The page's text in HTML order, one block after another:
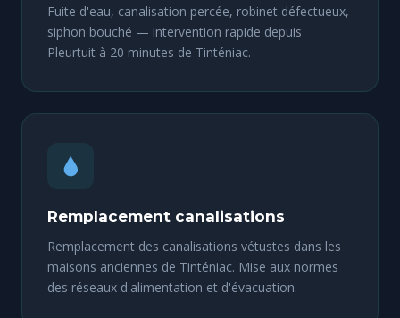
Fuite d'eau, canalisation percée, robinet défectueux,
siphon bouché — intervention rapide depuis
Pleurtuit à 20 minutes de Tinténiac.
Remplacement canalisations
Remplacement des canalisations vétustes dans les
maisons anciennes de Tinténiac. Mise aux normes
des réseaux d'alimentation et d'évacuation.